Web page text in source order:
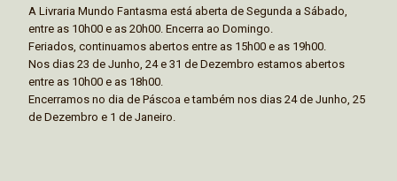
A Livraria Mundo Fantasma está aberta de Segunda a Sábado,
entre as 10h00 e as 20h00. Encerra ao Domingo.
Feriados, continuamos abertos entre as 15h00 e as 19h00.
Nos dias 23 de Junho, 24 e 31 de Dezembro estamos abertos
entre as 10h00 e as 18h00.
Encerramos no dia de Páscoa e também nos dias 24 de Junho, 25
de Dezembro e 1 de Janeiro.